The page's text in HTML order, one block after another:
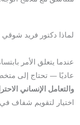
لماذا دكتور فريد
عندما يتعلق الأمر
عاديًا — تحتاج إلى
والتعامل الإنساني
اختيار لتقويم شفاف